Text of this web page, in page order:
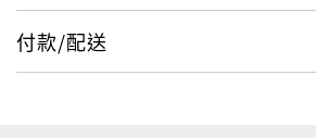
付款/配送